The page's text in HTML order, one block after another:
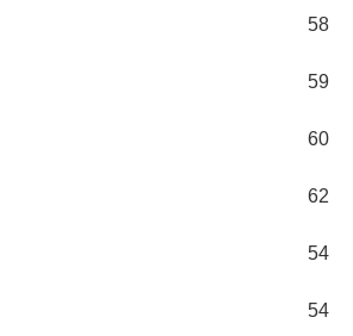
58
59
60
62
54
54